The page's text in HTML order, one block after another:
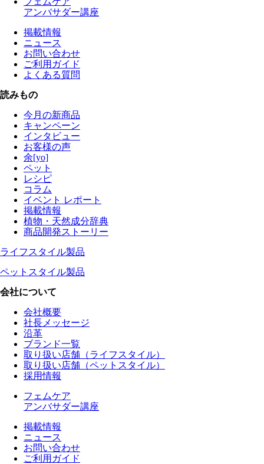
アンバサダー講座
掲載情報
ニュース
お問い合わせ
ご利用ガイド
よくある質問
読みもの
今月の新商品
キャンペーン
インタビュー
お客様の声
余[yo]
ペット
レシピ
コラム
イベント レポート
掲載情報
植物・天然成分辞典
商品開発ストーリー
ライフスタイル製品
ペットスタイル製品
会社について
会社概要
社長メッセージ
沿革
ブランド一覧
取り扱い店舗（ライフスタイル）
取り扱い店舗（ペットスタイル）
採用情報
フェムケア
アンバサダー講座
掲載情報
ニュース
お問い合わせ
ご利用ガイド